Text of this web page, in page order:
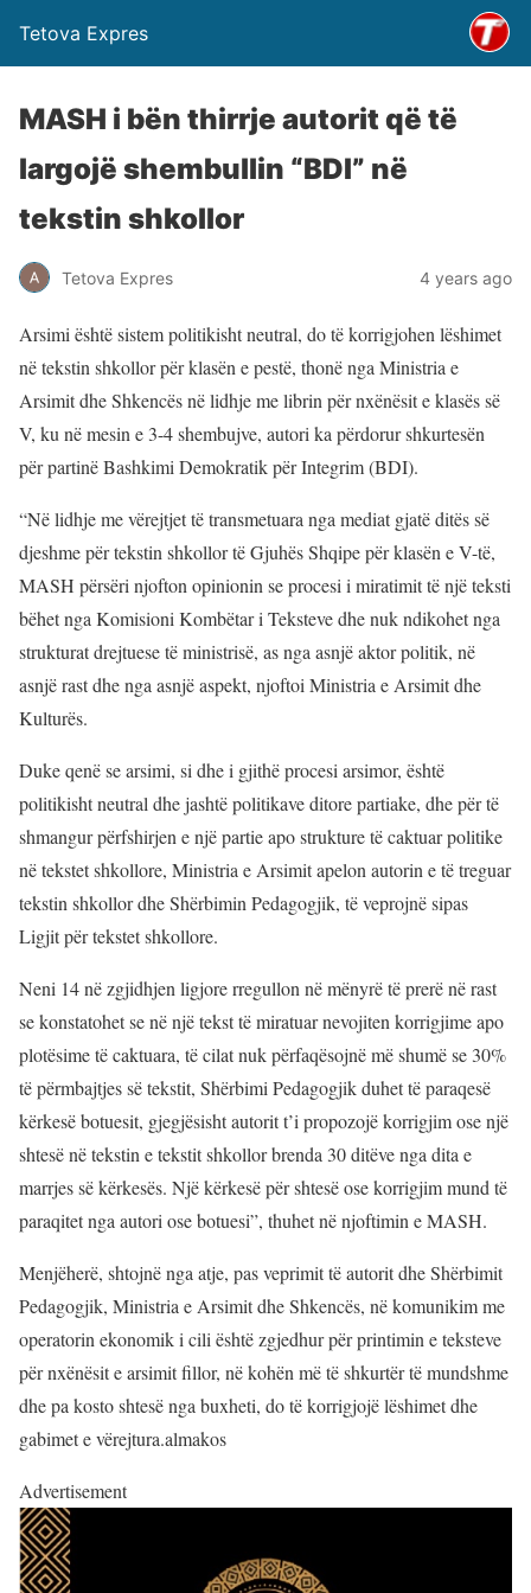
Tetova Expres
MASH i bën thirrje autorit që të
largojë shembullin “BDI” në
tekstin shkollor
Tetova Expres 4 years ago
Arsimi është sistem politikisht neutral, do të korrigjohen lëshimet
në tekstin shkollor për klasën e pestë, thonë nga Ministria e
Arsimit dhe Shkencës në lidhje me librin për nxënësit e klasës së
V, ku në mesin e 3-4 shembujve, autori ka përdorur shkurtesën
për partinë Bashkimi Demokratik për Integrim (BDI).
“Në lidhje me vërejtjet të transmetuara nga mediat gjatë ditës së
djeshme për tekstin shkollor të Gjuhës Shqipe për klasën e V-të,
MASH përsëri njofton opinionin se procesi i miratimit të një teksti
bëhet nga Komisioni Kombëtar i Teksteve dhe nuk ndikohet nga
strukturat drejtuese të ministrisë, as nga asnjë aktor politik, në
asnjë rast dhe nga asnjë aspekt, njoftoi Ministria e Arsimit dhe
Kulturës.
Duke qenë se arsimi, si dhe i gjithë procesi arsimor, është
politikisht neutral dhe jashtë politikave ditore partiake, dhe për të
shmangur përfshirjen e një partie apo strukture të caktuar politike
në tekstet shkollore, Ministria e Arsimit apelon autorin e të treguar
tekstin shkollor dhe Shërbimin Pedagogjik, të veprojnë sipas
Ligjit për tekstet shkollore.
Neni 14 në zgjidhjen ligjore rregullon në mënyrë të prerë në rast
se konstatohet se në një tekst të miratuar nevojiten korrigjime apo
plotësime të caktuara, të cilat nuk përfaqësojnë më shumë se 30%
të përmbajtjes së tekstit, Shërbimi Pedagogjik duhet të paraqesë
kërkesë botuesit, gjegjësisht autorit t’i propozojë korrigjim ose një
shtesë në tekstin e tekstit shkollor brenda 30 ditëve nga dita e
marrjes së kërkesës. Një kërkesë për shtesë ose korrigjim mund të
paraqitet nga autori ose botuesi”, thuhet në njoftimin e MASH.
Menjëherë, shtojnë nga atje, pas veprimit të autorit dhe Shërbimit
Pedagogjik, Ministria e Arsimit dhe Shkencës, në komunikim me
operatorin ekonomik i cili është zgjedhur për printimin e teksteve
për nxënësit e arsimit fillor, në kohën më të shkurtër të mundshme
dhe pa kosto shtesë nga buxheti, do të korrigjojë lëshimet dhe
gabimet e vërejtura.almakos
Advertisement